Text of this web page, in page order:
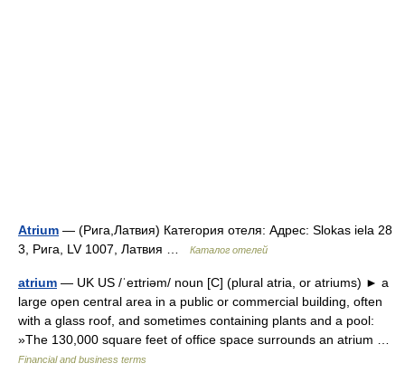
Atrium — (Рига,Латвия) Категория отеля: Адрес: Slokas iela 28
3, Рига, LV 1007, Латвия …
Каталог отелей
atrium — UK US /ˈeɪtriəm/ noun [C] (plural atria, or atriums) ► a
large open central area in a public or commercial building, often
with a glass roof, and sometimes containing plants and a pool:
»The 130,000 square feet of office space surrounds an atrium …
Financial and business terms